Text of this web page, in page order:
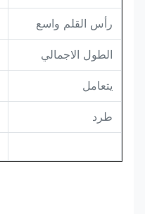
رأس القلم واسع
الطول الاجمالي
يتعامل
طرد